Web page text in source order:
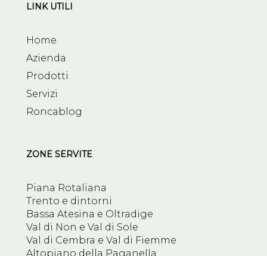
LINK UTILI
Home
Azienda
Prodotti
Servizi
Roncablog
ZONE SERVITE
Piana Rotaliana
Trento e dintorni
Bassa Atesina e Oltradige
Val di Non e Val di Sole
Val di Cembra e Val di Fiemme
Altopiano della Paganella